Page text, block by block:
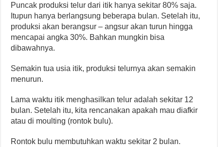
Puncak produksi telur dari itik hanya sekitar 80% saja.
Itupun hanya berlangsung beberapa bulan. Setelah itu,
produksi akan berangsur – angsur akan turun hingga
mencapai angka 30%. Bahkan mungkin bisa
dibawahnya.
Semakin tua usia itik, produksi telurnya akan semakin
menurun.
Lama waktu itik menghasilkan telur adalah sekitar 12
bulan. Setelah itu, kita rencanakan apakah mau diafkir
atau di moulting (rontok bulu).
Rontok bulu membutuhkan waktu sekitar 2 bulan.